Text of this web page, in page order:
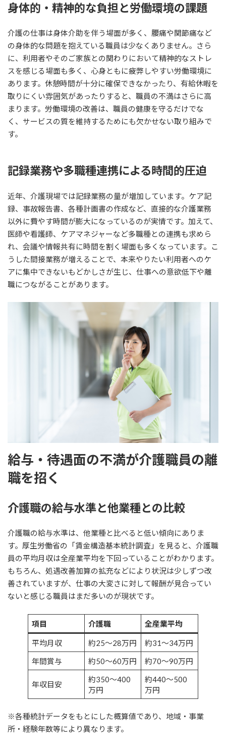
身体的・精神的な負担と労働環境の課題
介護の仕事は身体介助を伴う場面が多く、腰痛や関節痛など
の身体的な問題を抱えている職員は少なくありません。さら
に、利用者やそのご家族との関わりにおいて精神的なストレ
スを感じる場面も多く、心身ともに疲弊しやすい労働環境に
あります。休憩時間が十分に確保できなかったり、有給休暇を
取りにくい雰囲気があったりすると、職員の不満はさらに高
まります。労働環境の改善は、職員の健康を守るだけでな
く、サービスの質を維持するためにも欠かせない取り組みで
す。
記録業務や多職種連携による時間的圧迫
近年、介護現場では記録業務の量が増加しています。ケア記
録、事故報告書、各種計画書の作成など、直接的な介護業務
以外に費やす時間が膨大になっているのが実情です。加えて、
医師や看護師、ケアマネジャーなど多職種との連携も求めら
れ、会議や情報共有に時間を割く場面も多くなっています。こ
うした間接業務が増えることで、本来やりたい利用者へのケ
アに集中できないもどかしさが生じ、仕事への意欲低下や離
職につながることがあります。
給与・待遇面の不満が介護職員の離
職を招く
介護職の給与水準と他業種との比較
介護職の給与水準は、他業種と比べると低い傾向にありま
す。厚生労働省の「賃金構造基本統計調査」を見ると、介護職
員の平均月収は全産業平均を下回っていることがわかります。
もちろん、処遇改善加算の拡充などにより状況は少しずつ改
善されていますが、仕事の大変さに対して報酬が見合ってい
ないと感じる職員はまだ多いのが現状です。
項目 介護職 全産業平均
平均月収 約25〜28万円
約31〜34万円
年間賞与
約50〜60万円 約70〜90万円
年収目安
約350〜400
万円
約440〜500
万円
※各種統計データをもとにした概算値であり、地域・事業
所・経験年数等により異なります。